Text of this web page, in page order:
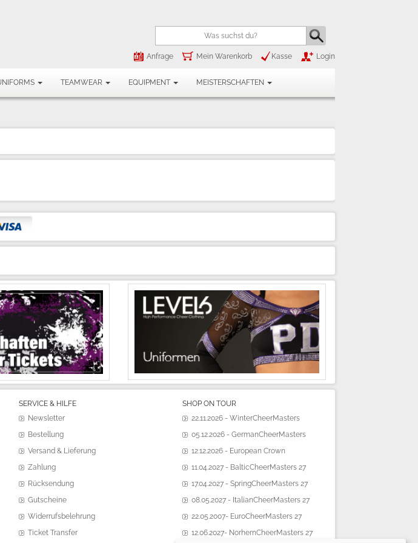
Anfrage Mein Warenkorb Kasse Login
TEAMWEAR EQUIPMENT MEISTERSCHAFTEN
SERVICE & HILFE
Newsletter
Bestellung
Versand & Lieferung
Zahlung
Rücksendung
Gutscheine
Widerrufsbelehrung
Ticket Transfer
SHOP ON TOUR
22.11.2026 - WinterCheerMasters
05.12.2026 - GermanCheerMasters
12.12.2026 - European Crown
11.04.2027 - BalticCheerMasters 27
17.04.2027 - SpringCheerMasters 27
08.05.2027 - ItalianCheerMasters 27
22.05.2007- EuroCheerMasters 27
12.06.2027- NorhernCheerMasters 27